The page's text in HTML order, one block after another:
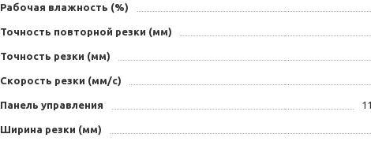
Рабочая влажность (%)
Точность повторной резки (мм)
Точность резки (мм)
Скорость резки (мм/с)
Панель управления
Ширина резки (мм)